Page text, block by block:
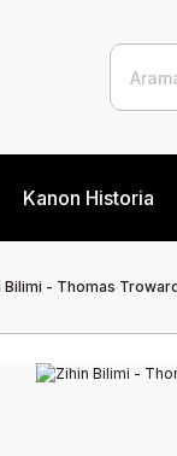
Kanon Historia
Bilimi - Thomas